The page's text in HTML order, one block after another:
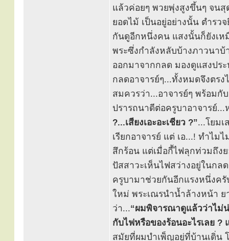
แล้วค่อยๆ พวยพุ่งสูงขึ้นๆ จน
ยอดไม้ เป็นอยู่อย่างนั้น ตำรว
กันดูอีกหนึ่งคน แสงนั้นก็ยังเห
พระซึ่งกำลังหลับบ้างภาวนาบ้
ออกมาจากกลด มองดูแสงปร
กลดอาจารย์ๆ...ทั้งหมดจึงตร
สมควรว่า...อาจารย์ๆ พร้อมกั
ปรารถนาดีต่อครูบาอาจารย์
?...เสียงเอะอะเชียว ?”...โยม
เรียกอาจารย์ แต่ เอ...! ทำไม
สึกร้อน แต่เมื่อกี้ไฟลุกท่วมถึง
ปัสสาวะเห็นไฟสว่างอยู่ในกล
ครูบามาช่วยกันอีกแรงหนึ่งครั
ใหม่ พระเณรนำน้ำล้างหน้า ย
ว่า...“ผมพิจารณาดูแล้วว่าไม่
กับไฟหรือของร้อนอะไรเลย ?
สมัยที่ผมบำเพ็ญอยู่ที่บ้านเดิ่น